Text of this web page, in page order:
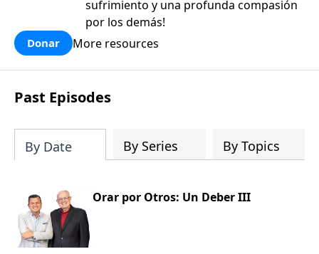
sufrimiento y una profunda compasión
por los demás!
Donar More resources
Past Episodes
By Date By Series By Topics
Orar por Otros: Un Deber III